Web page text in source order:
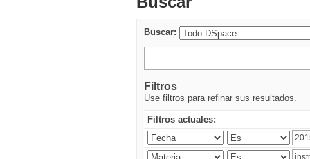
Buscar:
Filtros
Use filtros para refinar sus resultados.
Filtros actuales: